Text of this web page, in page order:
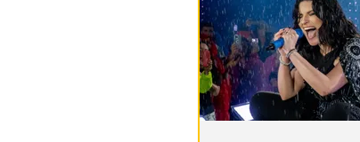
Song Of The Week